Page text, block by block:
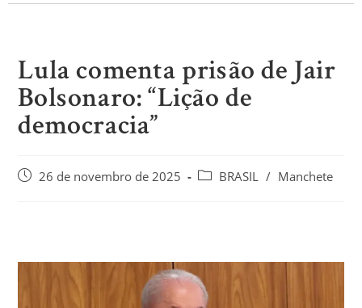
Lula comenta prisão de Jair
Bolsonaro: “Lição de
democracia”
26 de novembro de 2025 BRASIL / Manchete